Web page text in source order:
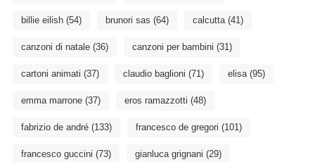
billie eilish(54) brunori sas (64) calcutta(41)
canzoni di natale(36) canzoni per bambini (31)
cartoni animati (37) claudio baglioni (71) elisa(95)
emma marrone(37) eros ramazzotti (48)
fabrizio de andré(133) francesco de gregori (101)
francesco guccini (73) gianluca grignani (29)